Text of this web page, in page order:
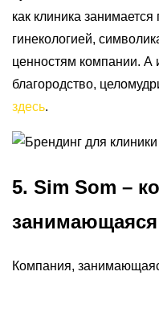
как клиника
гинекологией,
ценностям компании. А
благородство,
здесь.
5. Sim Som –
занимающаяся
Компания,